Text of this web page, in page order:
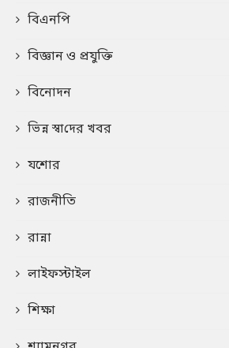
বিএনপি
বিজ্ঞান ও প্রযুক্তি
বিনোদন
ভিন্ন স্বা‌দের খবর
যশোর
রাজনীতি
রান্না
লাইফস্টাইল
শিক্ষা